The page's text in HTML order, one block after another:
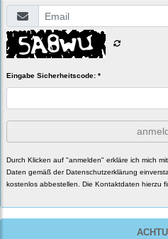
Eingabe Sicherheitscode: *
Durch Klicken auf "anmelden" erkläre ich mich
Daten gemäß der Datenschutzerklärung
kostenlos abbestellen. Die Kontaktdaten hierzu